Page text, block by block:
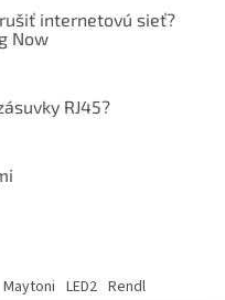
internetovú sieť?
Now
RJ45?
Maytoni LED2 Rendl